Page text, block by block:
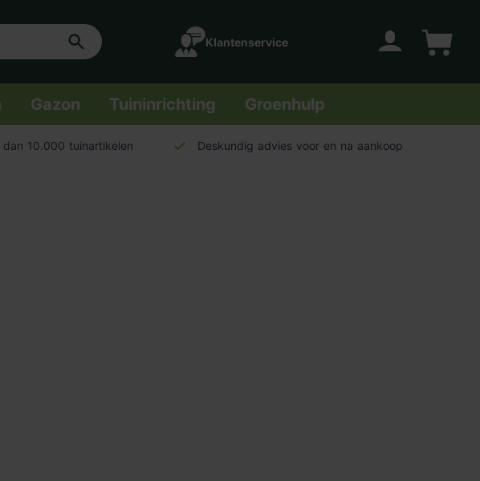
Klantenservice
Gazon Tuininrichting Groenhulp
dan 10.000 tuinartikelen Deskundig advies voor en na aankoop